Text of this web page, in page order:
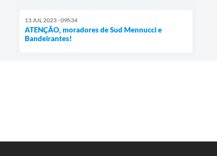
13 JUL 2023 - 09h34
ATENÇÃO, moradores de Sud Mennucci e
Bandeirantes!